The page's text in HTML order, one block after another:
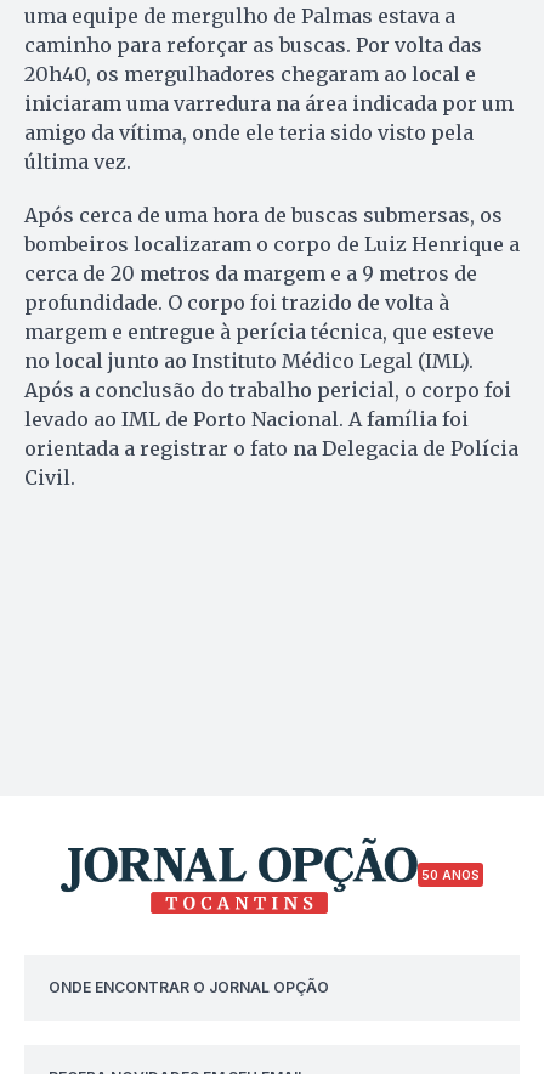
uma equipe de mergulho de Palmas estava a
caminho para reforçar as buscas. Por volta das
20h40, os mergulhadores chegaram ao local e
iniciaram uma varredura na área indicada por um
amigo da vítima, onde ele teria sido visto pela
última vez.
Após cerca de uma hora de buscas submersas, os
bombeiros localizaram o corpo de Luiz Henrique a
cerca de 20 metros da margem e a 9 metros de
profundidade. O corpo foi trazido de volta à
margem e entregue à perícia técnica, que esteve
no local junto ao Instituto Médico Legal (IML).
Após a conclusão do trabalho pericial, o corpo foi
levado ao IML de Porto Nacional. A família foi
orientada a registrar o fato na Delegacia de Polícia
Civil.
50 ANOS
ONDE ENCONTRAR O JORNAL OPÇÃO